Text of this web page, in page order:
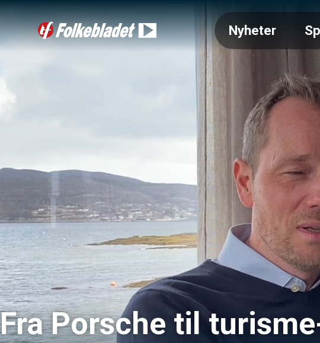
Nyheter
Fra Porsche til